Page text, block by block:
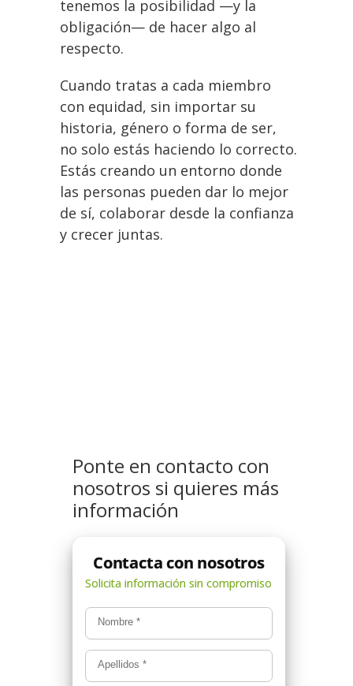
tenemos la posibilidad —y la
obligación— de hacer algo al
respecto.
Cuando tratas a cada miembro
con equidad, sin importar su
historia, género o forma de ser,
no solo estás haciendo lo correcto.
Estás creando un entorno donde
las personas pueden dar lo mejor
de sí, colaborar desde la confianza
y crecer juntas.
Ponte en contacto con
nosotros si quieres más
información
Nombre *
Apellidos *